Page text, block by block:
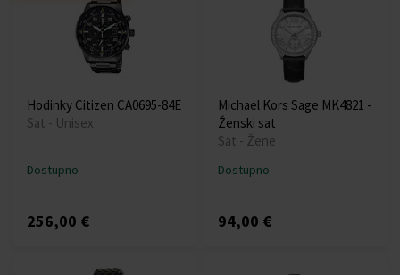
Hodinky Citizen CA0695-84E
Sat - Unisex
Dostupno
256,00 €
Michael Kors Sage MK4821 -
Ženski sat
Sat - Žene
Dostupno
94,00 €